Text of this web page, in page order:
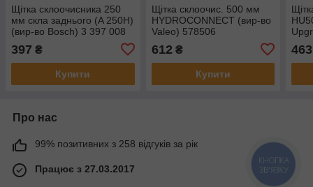
Щітка склоочисника 250
мм скла заднього (A 250H)
(вир-во Bosch) 3 397 008
397 ₴
Купити
Щітка склоочис. 500 мм
HYDROCONNECT (вир-во
Valeo) 578506
612 ₴
Купити
463
Про нас
99% позитивних з 258 відгуків за рік
Працює з 27.03.2017
КНОПКА
ЗВ'ЯЗКУ